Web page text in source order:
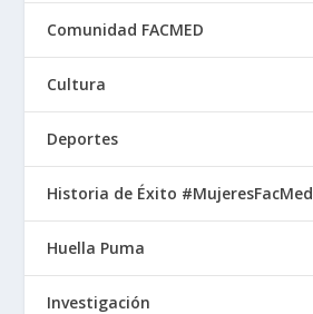
Comunidad FACMED
Cultura
Deportes
Historia de Éxito #MujeresFacMed
Huella Puma
Investigación